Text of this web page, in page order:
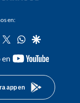
en:
instagram
twitterwhatsapp
google
youtube-
app en